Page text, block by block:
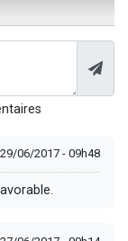
29/06/2017 - 09h48